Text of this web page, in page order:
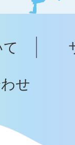
ッ
へ
せ